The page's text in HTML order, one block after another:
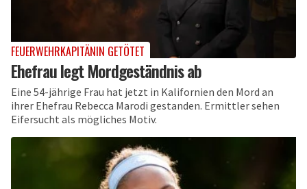
FEUERWEHRKAPITÄNIN GETÖTET
Ehefrau legt Mordgeständnis ab
Eine 54-jährige Frau hat jetzt in Kalifornien den Mord an
ihrer Ehefrau Rebecca Marodi gestanden. Ermittler sehen
Eifersucht als mögliches Motiv.